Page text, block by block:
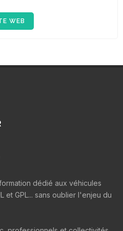
WEB
dédié aux véhicules
et GPL... sans oublier l'enjeu du